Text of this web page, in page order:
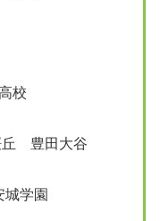
校
豊田大谷
学園